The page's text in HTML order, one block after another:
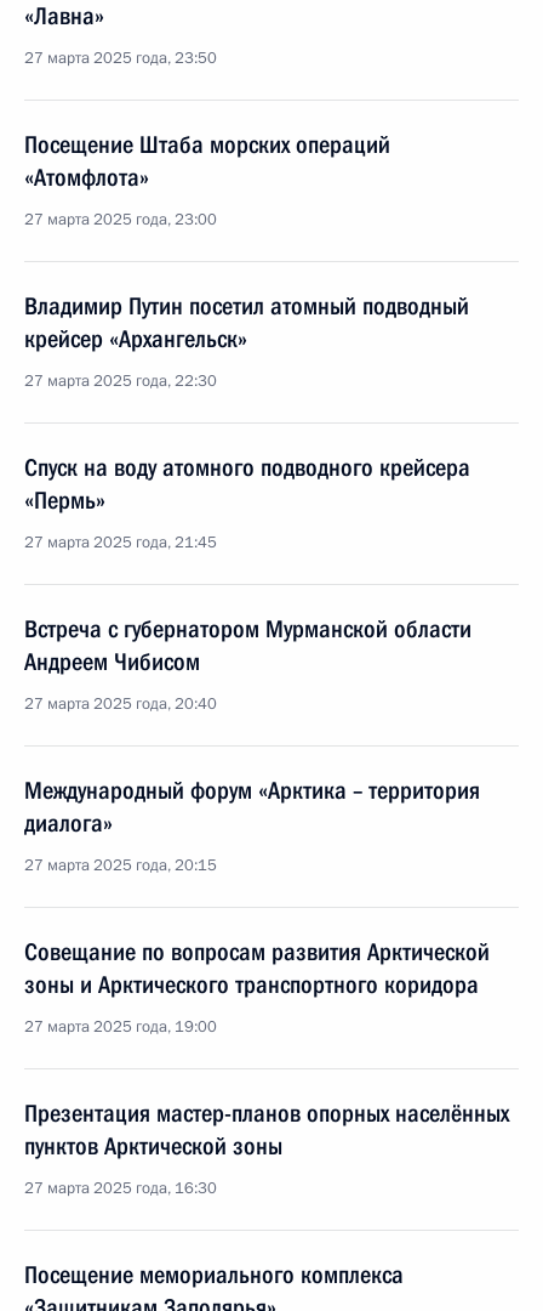
«Лавна»
27 марта 2025 года, 23:50
Посещение Штаба морских операций
«Атомфлота»
27 марта 2025 года, 23:00
Владимир Путин посетил атомный подводный
крейсер «Архангельск»
27 марта 2025 года, 22:30
Спуск на воду атомного подводного крейсера
«Пермь»
27 марта 2025 года, 21:45
Встреча с губернатором Мурманской области
Андреем Чибисом
27 марта 2025 года, 20:40
Международный форум «Арктика – территория
диалога»
27 марта 2025 года, 20:15
Совещание по вопросам развития Арктической
зоны и Арктического транспортного коридора
27 марта 2025 года, 19:00
Презентация мастер-планов опорных населённых
пунктов Арктической зоны
27 марта 2025 года, 16:30
Посещение мемориального комплекса